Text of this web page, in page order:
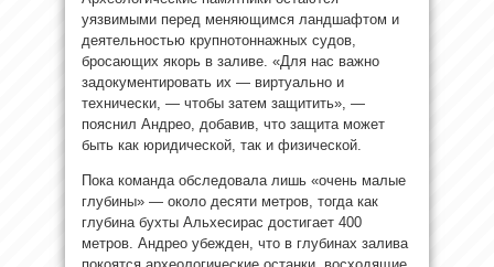
уязвимыми перед меняющимся ландшафтом и
деятельностью крупнотоннажных судов,
бросающих якорь в заливе. «Для нас важно
задокументировать их — виртуально и
технически, — чтобы затем защитить», —
пояснил Андрео, добавив, что защита может
быть как юридической, так и физической.
Пока команда обследовала лишь «очень малые
глубины» — около десяти метров, тогда как
глубина бухты Альхесирас достигает 400
метров. Андрео убежден, что в глубинах залива